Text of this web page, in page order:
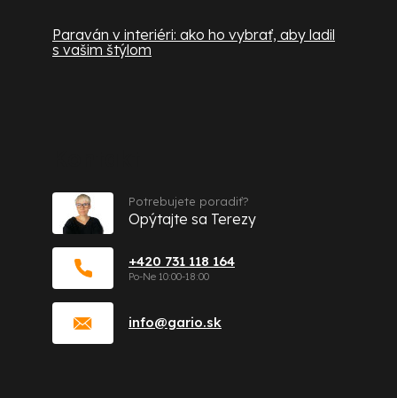
Paraván v interiéri: ako ho vybrať, aby ladil
s vašim štýlom
info@gario.sk
+420 731 118 164
Potrebujete poradiť?
Opýtajte sa Terezy